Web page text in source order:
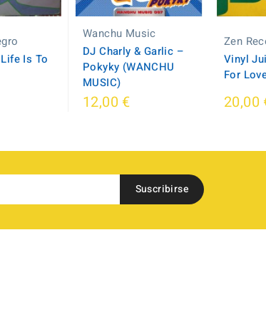
Is To
Wanchu Music
DJ Charly & Garlic –
Pokyky (WANCHU
MUSIC)
12,00 €
Zen
Vinyl
For
20,00